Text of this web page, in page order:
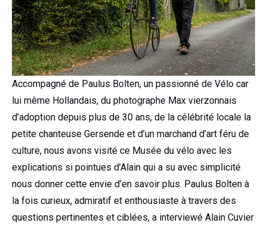
Accompagné de Paulus Bolten, un passionné de Vélo car
lui même Hollandais, du photographe Max vierzonnais
d’adoption depuis plus de 30 ans, de la célébrité locale la
petite chanteuse Gersende et d’un marchand d’art féru de
culture, nous avons visité ce Musée du vélo avec les
explications si pointues d’Alain qui a su avec simplicité
nous donner cette envie d’en savoir plus. Paulus Bolten à
la fois curieux, admiratif et enthousiaste à travers des
questions pertinentes et ciblées, a interviewé Alain Cuvier